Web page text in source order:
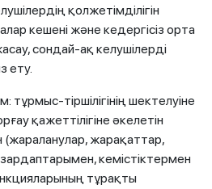
қолжетімділігін
кешені және кедергісіз орта
сондай-ақ келушілерді
ету.
тұрмыс-тіршілігінің шектелуіне
қажеттілігіне әкелетін
(жараланулар, жарақаттар,
кемістіктермен
тұрақты